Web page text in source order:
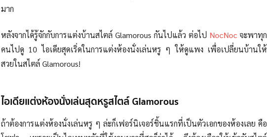
มาก
หลังจากได้รู้จักกับการแต่งบ้านสไตล์ Glamorous กันไปแล้ว ต่อไป NocNocจะพาทุก
คนไปดู 10 ไอเดียสุดเริ่ดในการแต่งห้องนั่งเล่นหรู ๆ ให้ดูแพง เพื่อเปลี่ยนบ้านให้
สวยในสไตล์ Glamorous!
ไอเดียแต่งห้องนั่งเล่นสุดหรูสไตล์ Glamorous
ถ้าต้องการแต่งห้องนั่งเล่นหรู ๆ ล่ะก็เฟอร์นิเจอร์ชิ้นแรกที่เป็นตัวเอกของห้องเลย คือ